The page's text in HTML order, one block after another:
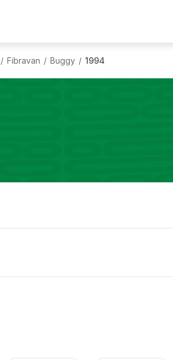
/ Fibravan / Buggy / 1994